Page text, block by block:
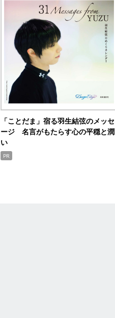
「ことだま」宿る羽生結弦のメッセ
ージ 名言がもたらす心の平穏と潤
い
PR